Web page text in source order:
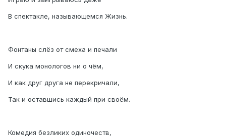
В спектакле, называющемся Жизнь.
Фонтаны слёз от смеха и печали
И скука монологов ни о чём,
И как друг друга не перекричали,
Так и оставшись каждый при своём.
Комедия безликих одиночеств,